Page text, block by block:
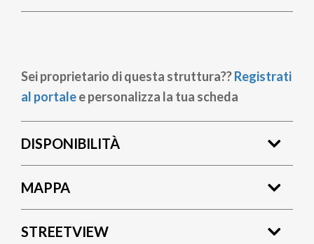
Sei proprietario di questa struttura??Registrati
al portalee personalizza la tua scheda
DISPONIBILITÀ
MAPPA
STREETVIEW